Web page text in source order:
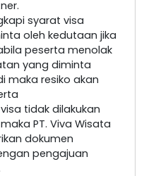
syarat visa
oleh kedutaan jika
peserta menolak
yang diminta
maka resiko akan
tidak dilakukan
PT. Viva Wisata
dokumen
pengajuan